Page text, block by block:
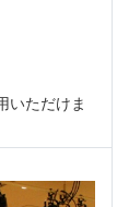
いただけま